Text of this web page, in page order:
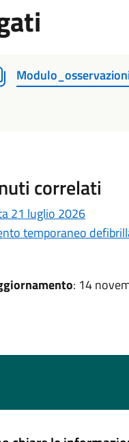
correlati
21 luglio 2026
temporaneo
: 14